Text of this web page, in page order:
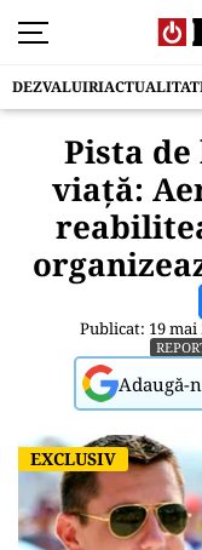
DEZVALUIRI
Pista
viață:
Publicat: 19 mai
Adaugă-
EXCLUSIV